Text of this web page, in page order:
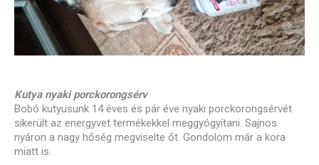
Kutya nyaki porckorongsérv
Bobó kutyusunk 14 éves és pár éve nyaki porckorongsérvét
sikerült az energyvet termékekkel meggyógyítani. Sajnos
nyáron a nagy hőség megviselte őt. Gondolom már a kora
miatt is.